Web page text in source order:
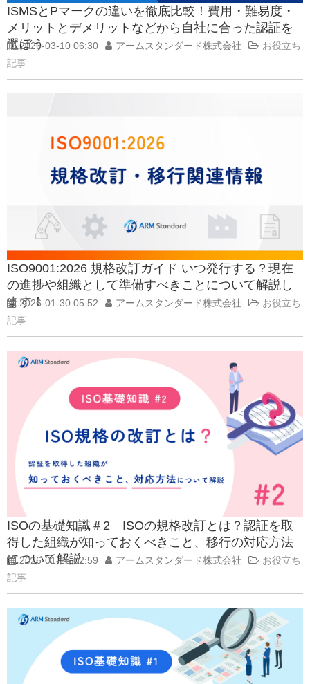
ISMSとPマークの違いを徹底比較！費用・難易度・
メリットとデメリットなどから自社に合った認証を
選ぼう
2026-03-10 06:30 アームスタンダード株式会社
お役立ち
記事
ISO9001:2026 規格改訂ガイド いつ発行する？現在
の進捗や組織として準備すべきことについて解説し
ます！
2026-01-30 05:52 アームスタンダード株式会社
お役立ち
記事
ISOの基礎知識＃2 ISOの規格改訂とは？認証を取
得した組織が知っておくべきこと、移行の対応方法
について解説
2026-01-26 02:59 アームスタンダード株式会社
お役立ち
記事